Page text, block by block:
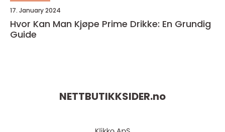
17. January 2024
Hvor Kan Man Kjøpe Prime Drikke: En Grundig
Guide
NETTBUTIKKSIDER.no